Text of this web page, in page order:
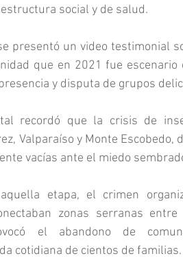
social y de salud.
presentó un video testimonial
que en 2021 fue
y disputa de grupos
recordó que la crisis de
Valparaíso y Monte Escobedo,
vacías ante el miedo
etapa, el crimen
zonas serranas
el abandono de
cotidiana de cientos de familias.